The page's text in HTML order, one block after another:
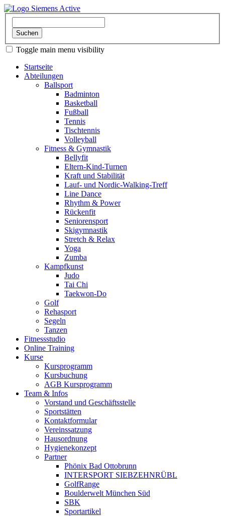
Toggle main menu visibility
Startseite
Abteilungen
Ballsport
Badminton
Basketball
Fußball
Tennis
Tischtennis
Volleyball
Fitness & Gymnastik
Bellyfit
Eltern-Kind-Turnen
Kraft und Stabilität
Lauf- und Nordic-Walking-Treff
Line Dance
Rhythm & Power
Rückenfit
Seniorensport
Skigymnastik
Stretch & Relax
Yoga
Zumba
Kampfkunst
Judo
Tai Chi
Taekwon-Do
Golf
Rehasport
Segeln
Tanzen
Fitnessstudio
Online Training
Kurse
Kursprogramm
Kursbuchung
AGB Kursprogramm
Team & Infos
Vorstand und Geschäftsstelle
Sportstätten
Kontaktformular
Vereinssatzung
Hausordnung
Hygienekonzept
Partner
Phönix Bad Ottobrunn
INTERSPORT SIEBZEHNRÜBL
GolfRange
Boulderwelt München Süd
SBK
Sportartikel